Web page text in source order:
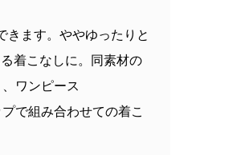
きます。ややゆったりと
着こなしに。同素材の
、ワンピース
で組み合わせての着こ